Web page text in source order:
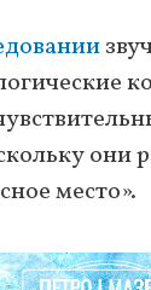
они
место».